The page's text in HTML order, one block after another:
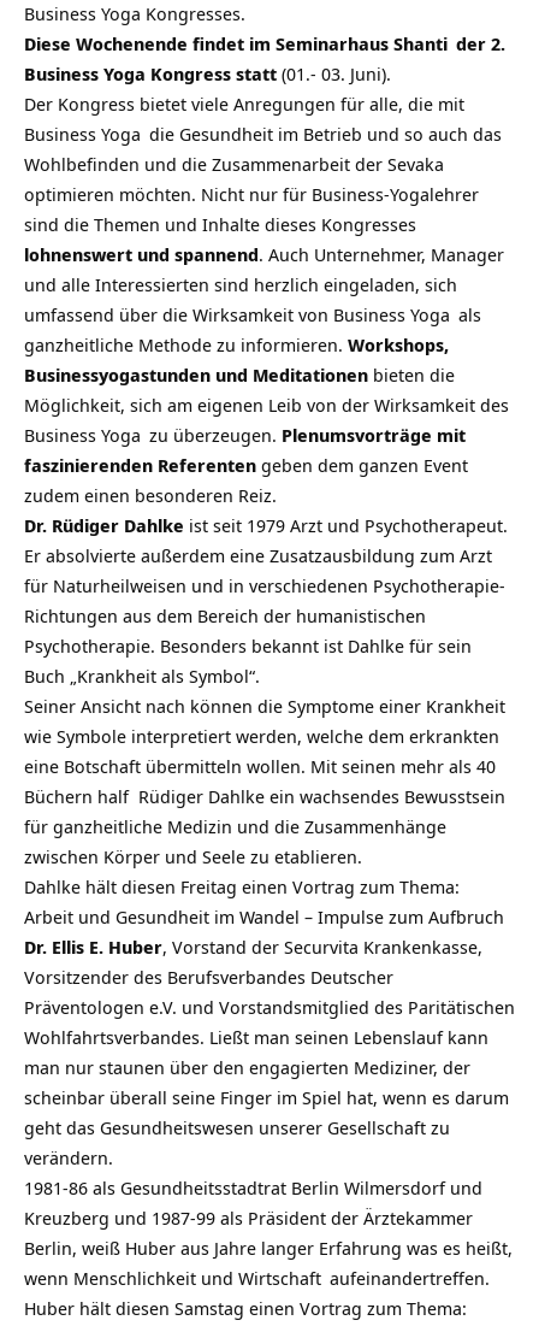
Business Yoga Kongresses.
Diese Wochenende findet im Seminarhaus Shanti der 2.
Business Yoga Kongress statt (01.- 03. Juni).
Der Kongress bietet viele Anregungen für alle, die mit
Business Yoga die Gesundheit im Betrieb und so auch das
Wohlbefinden und die Zusammenarbeit der Sevaka
optimieren möchten. Nicht nur für Business-Yogalehrer
sind die Themen und Inhalte dieses Kongresses
lohnenswert und spannend. Auch Unternehmer, Manager
und alle Interessierten sind herzlich eingeladen, sich
umfassend über die Wirksamkeit von Business Yoga als
ganzheitliche Methode zu informieren. Workshops,
Businessyogastunden und Meditationen bieten die
Möglichkeit, sich am eigenen Leib von der Wirksamkeit des
Business Yoga zu überzeugen. Plenumsvorträge mit
faszinierenden Referenten geben dem ganzen Event
zudem einen besonderen Reiz.
Dr. Rüdiger Dahlke ist seit 1979 Arzt und Psychotherapeut.
Er absolvierte außerdem eine Zusatzausbildung zum Arzt
für Naturheilweisen und in verschiedenen Psychotherapie-
Richtungen aus dem Bereich der humanistischen
Psychotherapie. Besonders bekannt ist Dahlke für sein
Buch „Krankheit als Symbol“.
Seiner Ansicht nach können die Symptome einer Krankheit
wie Symbole interpretiert werden, welche dem erkrankten
eine Botschaft übermitteln wollen. Mit seinen mehr als 40
Büchern half Rüdiger Dahlke ein wachsendes Bewusstsein
für ganzheitliche Medizin und die Zusammenhänge
zwischen Körper und Seele zu etablieren.
Dahlke hält diesen Freitag einen Vortrag zum Thema:
Arbeit und Gesundheit im Wandel – Impulse zum Aufbruch
Dr. Ellis E. Huber, Vorstand der Securvita Krankenkasse,
Vorsitzender des Berufsverbandes Deutscher
Präventologen e.V. und Vorstandsmitglied des Paritätischen
Wohlfahrtsverbandes. Ließt man seinen Lebenslauf kann
man nur staunen über den engagierten Mediziner, der
scheinbar überall seine Finger im Spiel hat, wenn es darum
geht das Gesundheitswesen unserer Gesellschaft zu
verändern.
1981-86 als Gesundheitsstadtrat Berlin Wilmersdorf und
Kreuzberg und 1987-99 als Präsident der Ärztekammer
Berlin, weiß Huber aus Jahre langer Erfahrung was es heißt,
wenn Menschlichkeit und Wirtschaft aufeinandertreffen.
Huber hält diesen Samstag einen Vortrag zum Thema: